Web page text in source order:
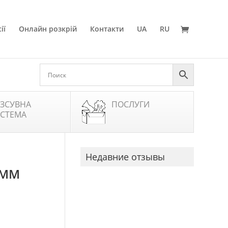
Онлайн розкрій Контакти UA RU
ПОСЛУГИ
Недавние отзывы